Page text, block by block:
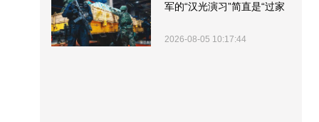
军的“汉光演习”简直是“过家
2026-08-05 10:17:44